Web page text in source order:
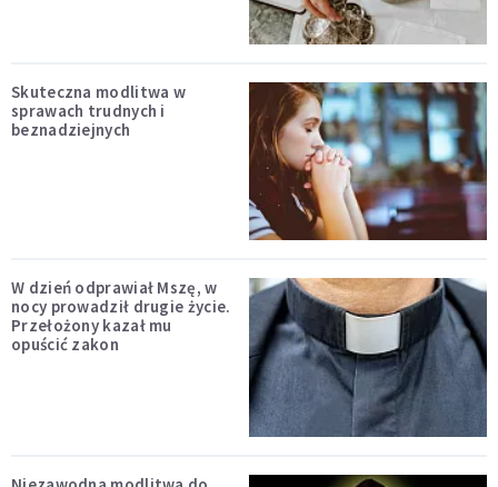
Skuteczna modlitwa w
sprawach trudnych i
beznadziejnych
W dzień odprawiał Mszę, w
nocy prowadził drugie życie.
Przełożony kazał mu
opuścić zakon